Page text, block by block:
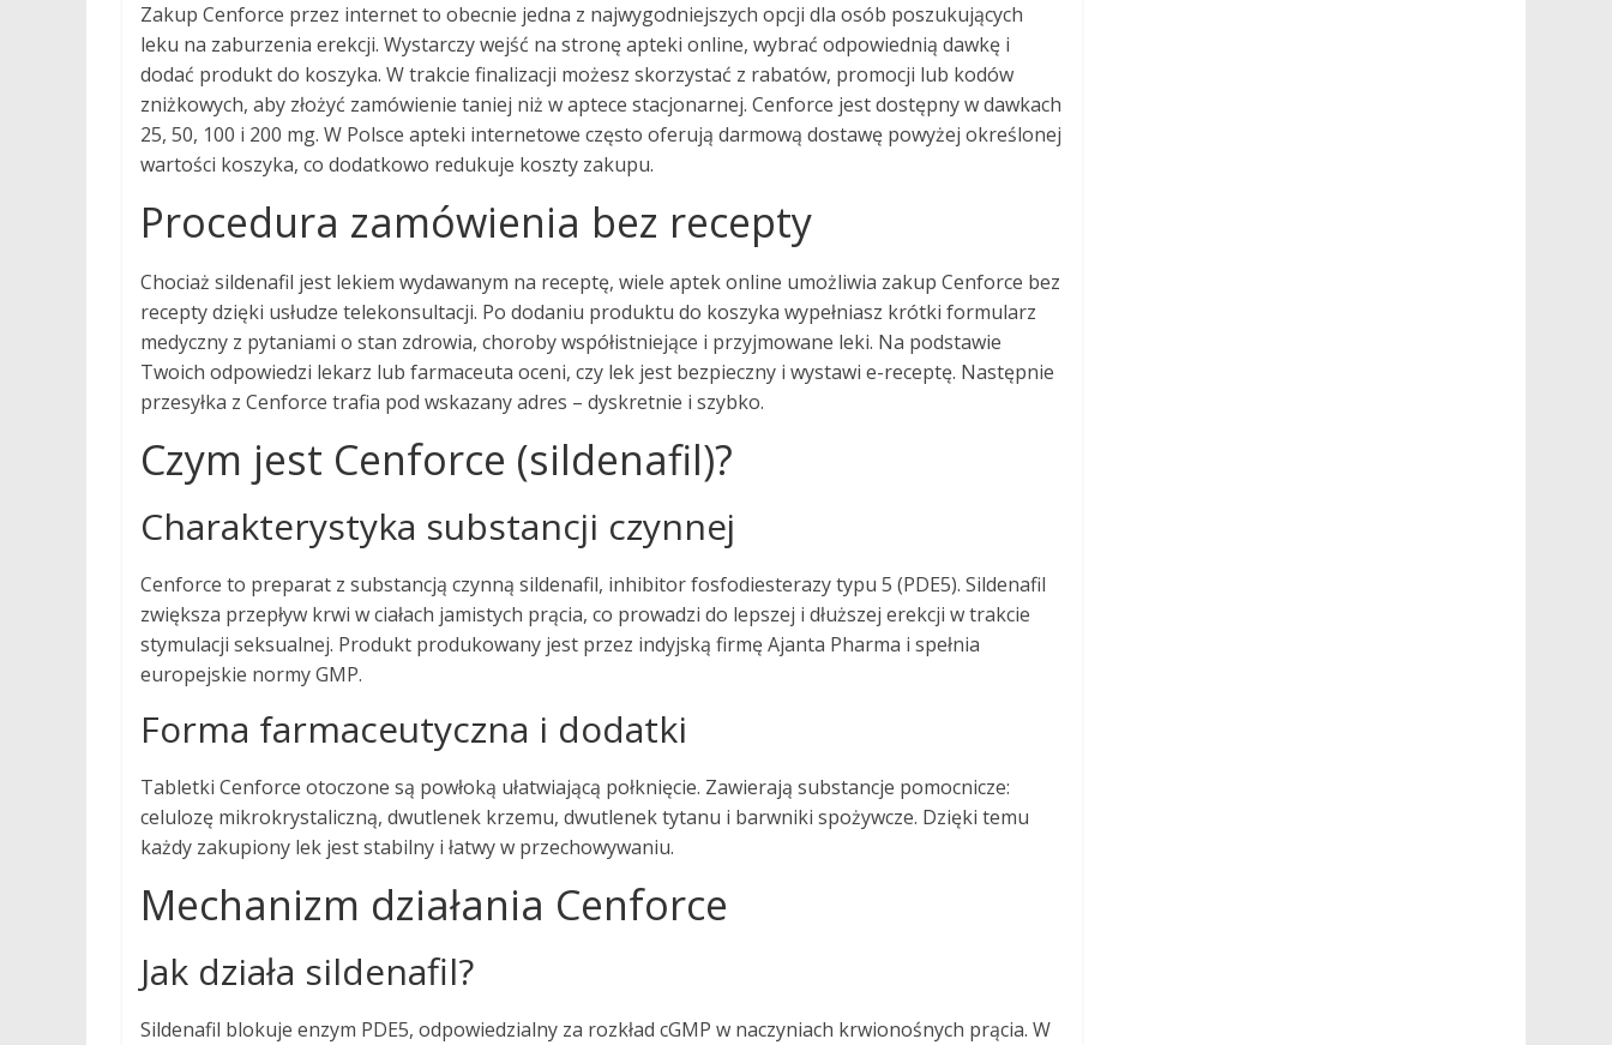
Zakup Cenforce przez internet to obecnie jedna z najwygodniejszych opcji dla osób poszukujących
leku na zaburzenia erekcji. Wystarczy wejść na stronę apteki online, wybrać odpowiednią dawkę i
dodać produkt do koszyka. W trakcie finalizacji możesz skorzystać z rabatów, promocji lub kodów
zniżkowych, aby złożyć zamówienie taniej niż w aptece stacjonarnej. Cenforce jest dostępny w dawkach
25, 50, 100 i 200 mg. W Polsce apteki internetowe często oferują darmową dostawę powyżej określonej
wartości koszyka, co dodatkowo redukuje koszty zakupu.
Procedura zamówienia bez recepty
Chociaż sildenafil jest lekiem wydawanym na receptę, wiele aptek online umożliwia zakup Cenforce bez
recepty dzięki usłudze telekonsultacji. Po dodaniu produktu do koszyka wypełniasz krótki formularz
medyczny z pytaniami o stan zdrowia, choroby współistniejące i przyjmowane leki. Na podstawie
Twoich odpowiedzi lekarz lub farmaceuta oceni, czy lek jest bezpieczny i wystawi e-receptę. Następnie
przesyłka z Cenforce trafia pod wskazany adres – dyskretnie i szybko.
Czym jest Cenforce (sildenafil)?
Charakterystyka substancji czynnej
Cenforce to preparat z substancją czynną sildenafil, inhibitor fosfodiesterazy typu 5 (PDE5). Sildenafil
zwiększa przepływ krwi w ciałach jamistych prącia, co prowadzi do lepszej i dłuższej erekcji w trakcie
stymulacji seksualnej. Produkt produkowany jest przez indyjską firmę Ajanta Pharma i spełnia
europejskie normy GMP.
Forma farmaceutyczna i dodatki
Tabletki Cenforce otoczone są powłoką ułatwiającą połknięcie. Zawierają substancje pomocnicze:
celulozę mikrokrystaliczną, dwutlenek krzemu, dwutlenek tytanu i barwniki spożywcze. Dzięki temu
każdy zakupiony lek jest stabilny i łatwy w przechowywaniu.
Mechanizm działania Cenforce
Jak działa sildenafil?
Sildenafil blokuje enzym PDE5, odpowiedzialny za rozkład cGMP w naczyniach krwionośnych prącia. W